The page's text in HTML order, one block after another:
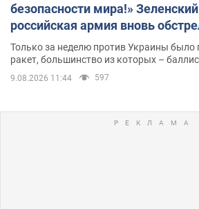
безопасности мира!»
российская армия вновь
Одессе
Только за неделю против Украины было
ракет, большинство из которых –
9.08.2026 11:44 597